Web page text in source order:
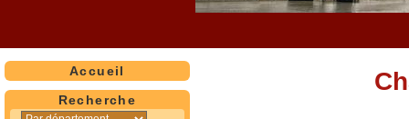
Accueil
Recherche